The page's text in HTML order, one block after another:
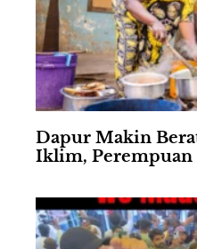
Dapur Makin
Iklim, Perempuan